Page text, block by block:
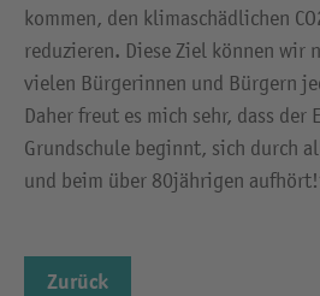
kommen, den klimaschädlichen
reduzieren. Diese Ziel können wir
vielen Bürgerinnen und Bürgern
Daher freut es mich sehr, dass der
Grundschule beginnt, sich durch
und beim über 80jährigen
Zurück